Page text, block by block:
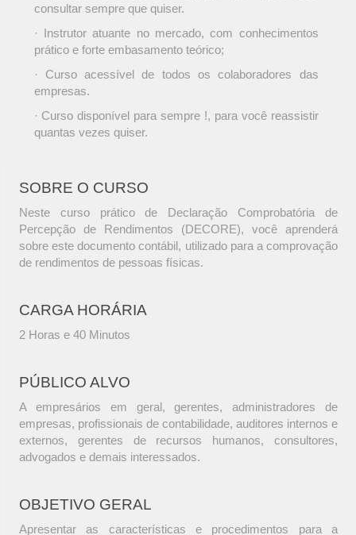
consultar sempre que quiser.
· Instrutor atuante no mercado, com conhecimentos
prático e forte embasamento teórico;
· Curso acessível de todos os colaboradores das
empresas.
· Curso disponível para sempre !, para você reassistir
quantas vezes quiser.
SOBRE O CURSO
Neste curso prático de Declaração Comprobatória de
Percepção de Rendimentos (DECORE), você aprenderá
sobre este documento contábil, utilizado para a comprovação
de rendimentos de pessoas físicas.
CARGA HORÁRIA
2 Horas e 40 Minutos
PÚBLICO ALVO
A empresários em geral, gerentes, administradores de
empresas, profissionais de contabilidade, auditores internos e
externos, gerentes de recursos humanos, consultores,
advogados e demais interessados.
OBJETIVO GERAL
Apresentar as características e procedimentos para a